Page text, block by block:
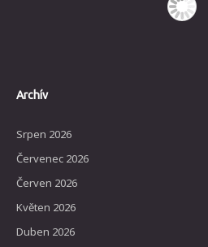
Archív
Srpen 2026
Červenec 2026
Červen 2026
Květen 2026
Duben 2026